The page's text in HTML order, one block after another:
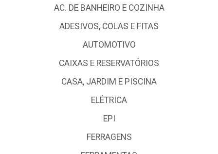
AC. DE BANHEIRO E COZINHA
ADESIVOS, COLAS E FITAS
AUTOMOTIVO
CAIXAS E RESERVATÓRIOS
CASA, JARDIM E PISCINA
ELÉTRICA
EPI
FERRAGENS